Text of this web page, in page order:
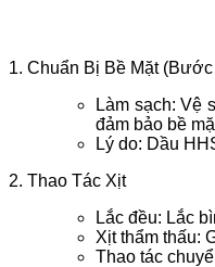
1. Chuẩn Bị Bề Mặt
Làm sạch: Vệ
đảm bảo bề
Lý do: Dầu
2. Thao Tác Xịt
Lắc đều: Lắc
Xịt thẩm thấu:
Thao tác